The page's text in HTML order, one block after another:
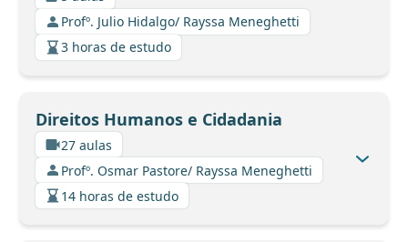
Profº. Julio Hidalgo/ Rayssa Meneghetti
3 horas de estudo
Direitos Humanos e Cidadania
27 aulas
Profº. Osmar Pastore/ Rayssa Meneghetti
14 horas de estudo